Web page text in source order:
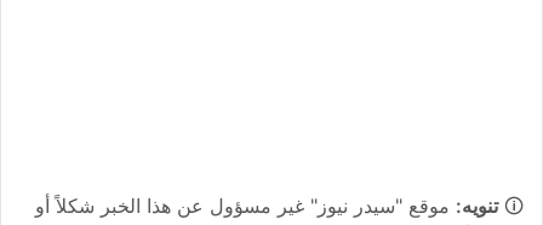
🛈تنويه: موقع "سيدر نيوز" غير مسؤول عن هذا الخبر شكلاً أو